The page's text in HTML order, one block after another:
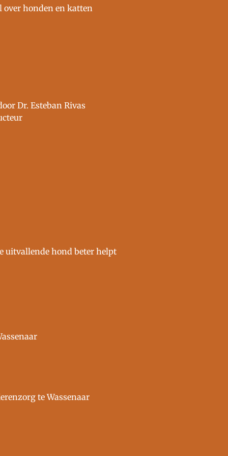
over honden en katten
Dr. Esteban Rivas
uitvallende hond beter helpt
te Wassenaar